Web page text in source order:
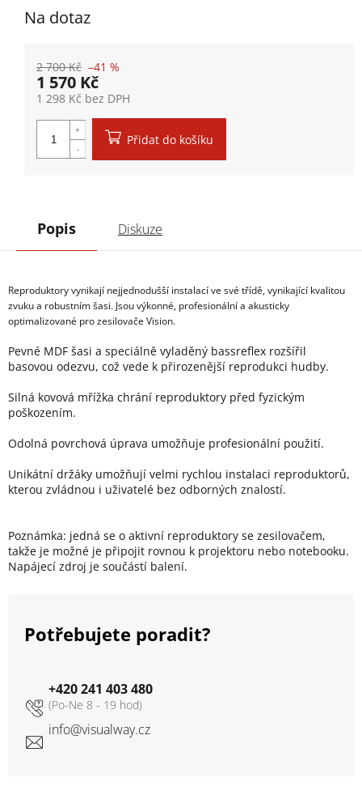
Na dotaz
2 700 Kč –41 %
1 570 Kč
1 298 Kč bez DPH
Přidat do košíku
Popis Diskuze
Reproduktory vynikají nejjednodušší instalací ve své třídě, vynikající kvalitou
zvuku a robustním šasi. Jsou výkonné, profesionální a akusticky
optimalizované pro zesilovače Vision.
Pevné MDF šasi a speciálně vyladěný bassreflex rozšířil
basovou odezvu, což vede k přirozenější reprodukci hudby.
Silná kovová mřížka chrání reproduktory před fyzickým
poškozením.
Odolná povrchová úprava umožňuje profesionální použití.
Unikátní držáky umožňují velmi rychlou instalaci reproduktorů,
kterou zvládnou i uživatelé bez odborných znalostí.
Poznámka: jedná se o aktivní reproduktory se zesilovačem,
takže je možné je připojit rovnou k projektoru nebo notebooku.
Napájecí zdroj je součástí balení.
Potřebujete poradit?
info@visualway.cz
+420 241 403 480